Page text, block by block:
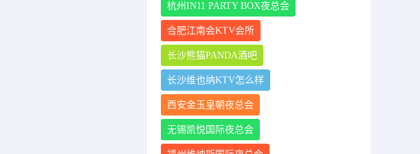
杭州IN11 PARTY BOX夜总会
合肥江南会KTV会所
长沙熊猫PANDA酒吧
长沙维也纳KTV怎么样
西安金玉皇朝夜总会
无锡凯悦国际夜总会